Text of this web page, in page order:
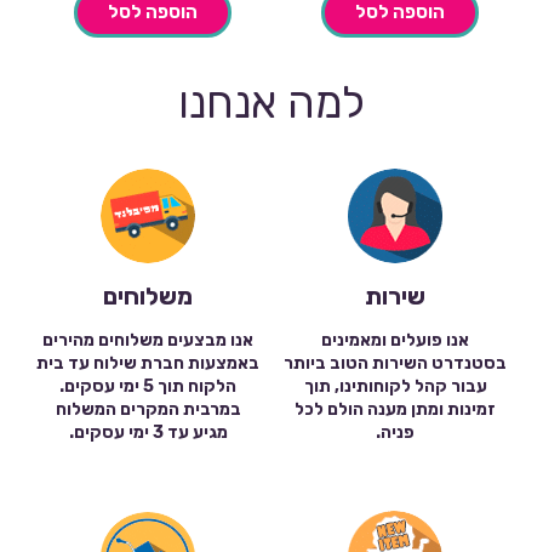
הוספה לסל הוספה לסל
למה אנחנו
שירות
אנו פועלים ומאמינים
בסטנדרט השירות הטוב ביותר
עבור קהל לקוחותינו, תוך
זמינות ומתן מענה הולם לכל
פניה.
משלוחים
אנו מבצעים משלוחים מהירים
באמצעות חברת שילוח עד בית
הלקוח תוך 5 ימי עסקים.
במרבית המקרים המשלוח
מגיע עד 3 ימי עסקים.